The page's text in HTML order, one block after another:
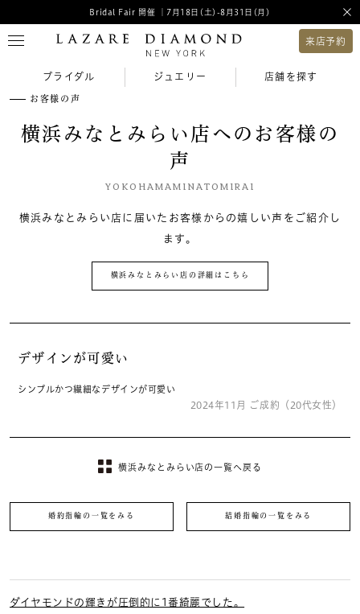
Bridal Fair 開催 ｜7月18日(土)-8月31日(月)
来店予約
ブライダル ジュエリー 店舗を探す
お客様の声
横浜みなとみらい店へのお客様の
声
YOKOHAMAMINATOMIRAI
横浜みなとみらい店に届いたお客様からの嬉しい声をご紹介し
ます。
横浜みなとみらい店の詳細はこちら
デザインが可愛い
シンプルかつ繊細なデザインが可愛い
2024年11月 ご成約（20代女性）
横浜みなとみらい店の一覧へ戻る
婚約指輪の一覧をみる 結婚指輪の一覧をみる
ダイヤモンドの輝きが圧倒的に1番綺麗でした。